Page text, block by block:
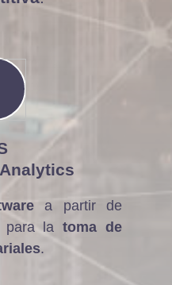
a partir de
para latoma de
.